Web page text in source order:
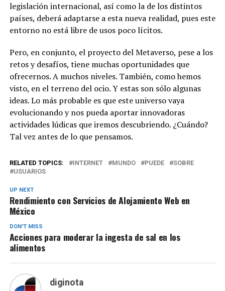
legislación internacional, así como la de los distintos
países, deberá adaptarse a esta nueva realidad, pues este
entorno no está libre de usos poco lícitos.
Pero, en conjunto, el proyecto del Metaverso, pese a los
retos y desafíos, tiene muchas oportunidades que
ofrecernos. A muchos niveles. También, como hemos
visto, en el terreno del ocio. Y estas son sólo algunas
ideas. Lo más probable es que este universo vaya
evolucionando y nos pueda aportar innovadoras
actividades lúdicas que iremos descubriendo. ¿Cuándo?
Tal vez antes de lo que pensamos.
RELATED TOPICS: INTERNET MUNDO PUEDE
SOBRE
USUARIOS
UP NEXT
Rendimiento con Servicios de Alojamiento Web en
México
DON'T MISS
Acciones para moderar la ingesta de sal en los
alimentos
diginota